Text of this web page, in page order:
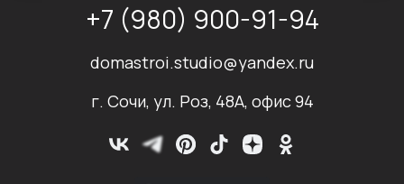
+7 (980) 900-91-94
domastroi.studio@yandex.ru
г. Сочи, ул. Роз, 48А, офис 94